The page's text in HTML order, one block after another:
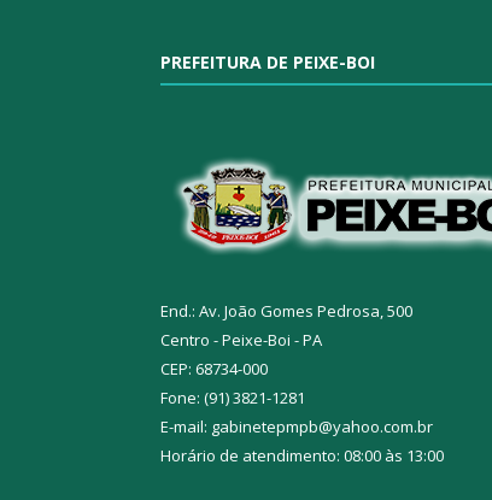
PREFEITURA DE PEIXE-BOI
End.: Av. João Gomes Pedrosa, 500
Centro - Peixe-Boi - PA
CEP: 68734-000
Fone: (91) 3821-1281
E-mail: gabinetepmpb@yahoo.com.br
Horário de atendimento: 08:00 às 13:00